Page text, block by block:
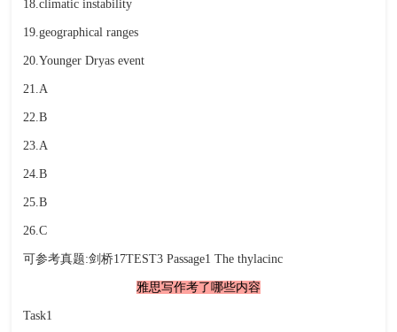
18.climatic instability
19.geographical ranges
20.Younger Dryas event
21.A
22.B
23.A
24.B
25.B
26.C
可参考真题:剑桥17TEST3 Passage1 The thylacinc
雅思写作考了哪些内容
Task1